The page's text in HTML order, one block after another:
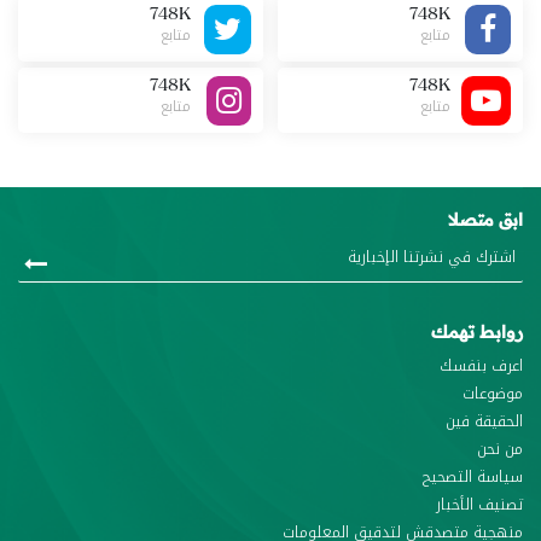
748K
متابع
748K
متابع
748K
متابع
748K
متابع
ابق متصلا
روابط تهمك
اعرف بنفسك
موضوعات
الحقيقة فين
من نحن
سياسة التصحيح
تصنيف الأخبار
منهجية متصدقش لتدقيق المعلومات